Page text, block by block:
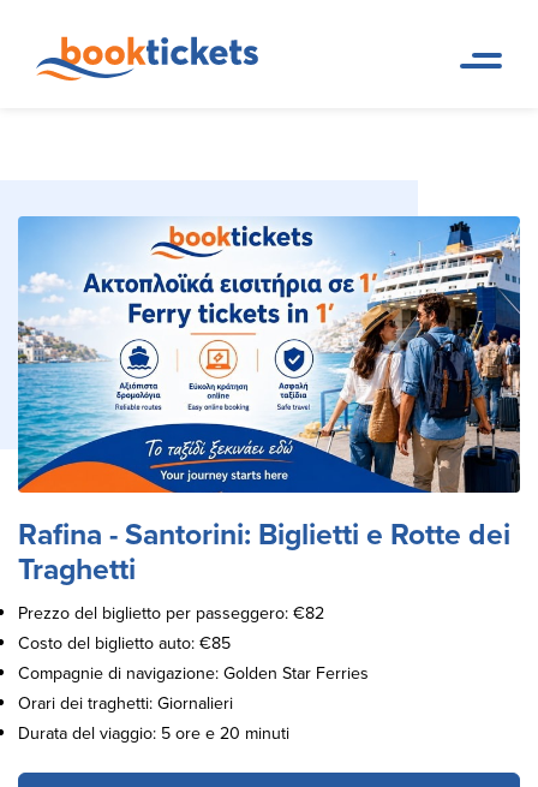
traghetti e biglietti
Rafina - Santorini: Biglietti e Rotte dei
Traghetti
Prezzo del biglietto per passeggero: €82
Costo del biglietto auto: €85
Compagnie di navigazione: Golden Star Ferries
Orari dei traghetti: Giornalieri
Durata del viaggio: 5 ore e 20 minuti